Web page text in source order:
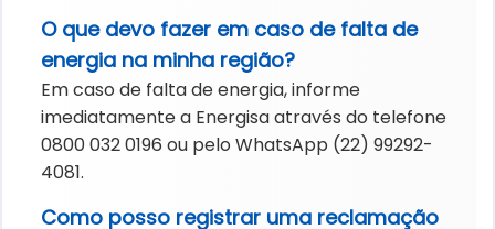
O que devo fazer em caso de falta de
energia na minha região?
Em caso de falta de energia, informe
imediatamente a Energisa através do telefone
0800 032 0196 ou pelo WhatsApp (22) 99292-
4081.
Como posso registrar uma reclamação